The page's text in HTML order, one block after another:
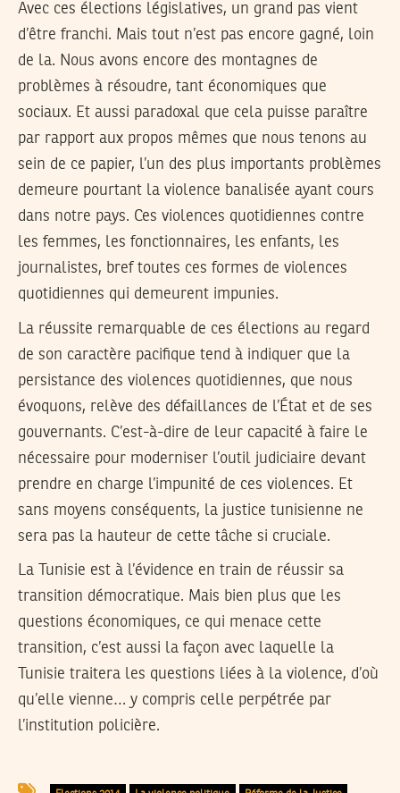
Avec ces élections législatives, un grand pas vient
d’être franchi. Mais tout n’est pas encore gagné, loin
de la. Nous avons encore des montagnes de
problèmes à résoudre, tant économiques que
sociaux. Et aussi paradoxal que cela puisse paraître
par rapport aux propos mêmes que nous tenons au
sein de ce papier, l’un des plus importants problèmes
demeure pourtant la violence banalisée ayant cours
dans notre pays. Ces violences quotidiennes contre
les femmes, les fonctionnaires, les enfants, les
journalistes, bref toutes ces formes de violences
quotidiennes qui demeurent impunies.
La réussite remarquable de ces élections au regard
de son caractère pacifique tend à indiquer que la
persistance des violences quotidiennes, que nous
évoquons, relève des défaillances de l’État et de ses
gouvernants. C’est-à-dire de leur capacité à faire le
nécessaire pour moderniser l’outil judiciaire devant
prendre en charge l’impunité de ces violences. Et
sans moyens conséquents, la justice tunisienne ne
sera pas la hauteur de cette tâche si cruciale.
La Tunisie est à l’évidence en train de réussir sa
transition démocratique. Mais bien plus que les
questions économiques, ce qui menace cette
transition, c’est aussi la façon avec laquelle la
Tunisie traitera les questions liées à la violence, d’où
qu’elle vienne… y compris celle perpétrée par
l’institution policière.